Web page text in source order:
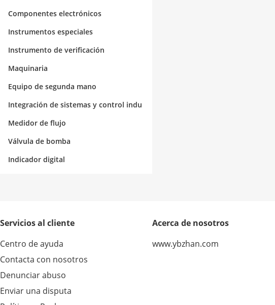
Componentes electrónicos
Instrumentos especiales
Instrumento de verificación
Maquinaria
Equipo de segunda mano
Integración de sistemas y control indu
strial
Medidor de flujo
Válvula de bomba
Indicador digital
Servicios al cliente
Centro de ayuda
Contacta con nosotros
Denunciar abuso
Enviar una disputa
Acerca de nosotros
www.ybzhan.com